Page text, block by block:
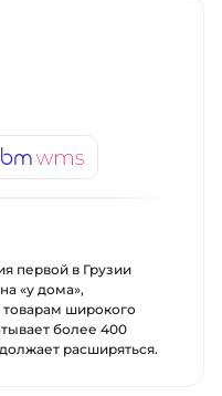
первой в Грузии
«у дома»,
товарам широкого
более 400
расширяться.